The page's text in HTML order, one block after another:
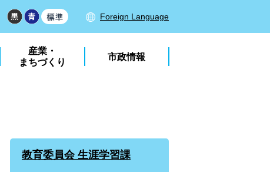
Foreign Language
産業・
まちづくり
市政情報
教育委員会 生涯学習課